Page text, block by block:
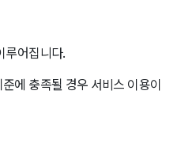
루어집니다.
에 충족될 경우 서비스 이용이